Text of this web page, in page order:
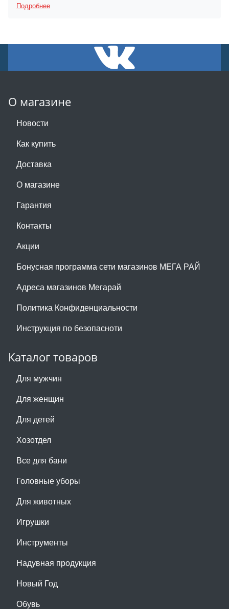
Подробнее
О магазине
Новости
Как купить
Доставка
О магазине
Гарантия
Контакты
Акции
Бонусная программа сети магазинов МЕГА РАЙ
Адреса магазинов Мегарай
Политика Конфиденциальности
Инструкция по безопасноти
Каталог товаров
Для мужчин
Для женщин
Для детей
Хозотдел
Все для бани
Головные уборы
Для животных
Игрушки
Инструменты
Надувная продукция
Новый Год
Обувь